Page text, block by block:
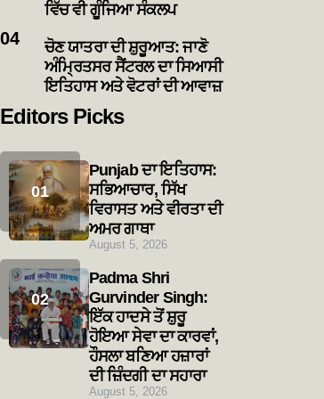
ਵਿੱਚ ਵੀ ਗੂੰਜਿਆ ਸੰਕਲਪ
ਚੋਣ ਯਾਤਰਾ ਦੀ ਸ਼ੁਰੂਆਤ: ਜਾਣੋ
ਅੰਮ੍ਰਿਤਸਰ ਸੈਂਟਰਲ ਦਾ ਸਿਆਸੀ
ਇਤਿਹਾਸ ਅਤੇ ਵੋਟਰਾਂ ਦੀ ਆਵਾਜ਼
Editors Picks
Punjab ਦਾ ਇਤਿਹਾਸ:
ਸਭਿਆਚਾਰ, ਸਿੱਖ
ਵਿਰਾਸਤ ਅਤੇ ਵੀਰਤਾ ਦੀ
ਅਮਰ ਗਾਥਾ
August 5, 2026
Padma Shri
Gurvinder Singh:
ਇੱਕ ਹਾਦਸੇ ਤੋਂ ਸ਼ੁਰੂ
ਹੋਇਆ ਸੇਵਾ ਦਾ ਕਾਰਵਾਂ,
ਹੌਸਲਾ ਬਣਿਆ ਹਜ਼ਾਰਾਂ
ਦੀ ਜ਼ਿੰਦਗੀ ਦਾ ਸਹਾਰਾ
August 5, 2026